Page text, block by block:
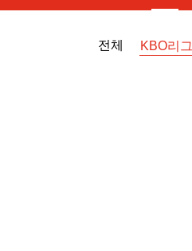
전체 KBO리그